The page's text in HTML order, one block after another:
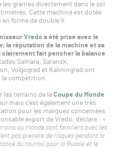
les graines directement dans le sol
Cette machine est dotée
forme de double V.
Vredoa été prise avec le
, la réputation de la machine et sa
fait pencher la balance
Samara, Saransk,
Volgograd et Kaliningrad ont
compétition.
les terrains de la Coupe du Monde
mais c’est également une très
pour les marques concernées.
export de Vredo, déclare : «
au monde sont familiers avec les
pas prendre de risques pendant la
du tournoi pour la Russie et le